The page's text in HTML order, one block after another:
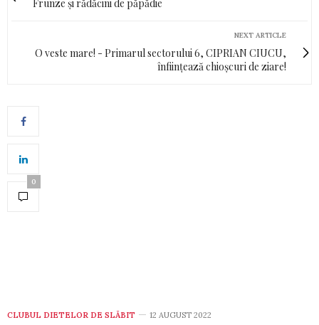
Frunze și rădăcini de păpădie
NEXT ARTICLE
O veste mare! - Primarul sectorului 6, CIPRIAN CIUCU,
înființează chioșcuri de ziare!
0
CLUBUL DIETELOR DE SLĂBIT 12 AUGUST 2022